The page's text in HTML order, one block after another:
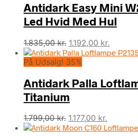
Antidark Easy Mini
Led Hvid Med Hul
1.835,00kr. Den
oprindelige
pris
1.835,00 kr..
1.192,00 kr.
aktuelle
På Udsalg! 35%
Antidark Palla
Titanium
1.799,00kr. Den
oprindelige
1.177,00 kr.
aktuelle